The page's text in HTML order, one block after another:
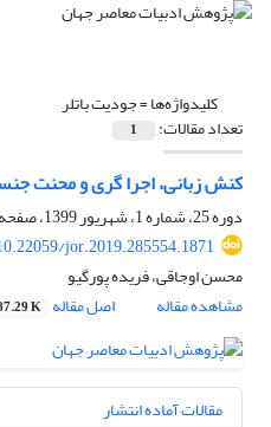
کلیدواژه‌ها =جودیت باتلر
تعداد مقالات: 1
کنش زبانی، اجرا گری و محنت
دوره 25، شماره 1، شهریور 1399، صفحه
jor.2019.285554.1871
محسن اوجاقی، فریده پورگیو
مشاهده مقاله
اصل مقاله K
مقالات آماده انتشار